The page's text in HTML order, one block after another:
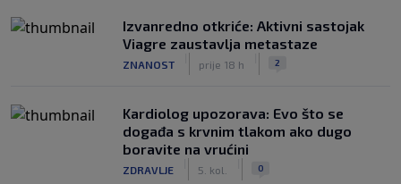
Izvanredno otkriće: Aktivni sastojak
Viagre zaustavlja metastaze
ZNANOST prije 18 h 2
Kardiolog upozorava: Evo što se
događa s krvnim tlakom ako dugo
boravite na vrućini
ZDRAVLJE 5. kol. 0